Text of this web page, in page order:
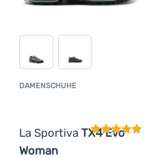
DAMENSCHUHE
La Sportiva TX4 Evo
Woman